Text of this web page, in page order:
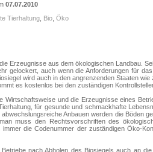
07.07.2010
Tierhaltung Bio Öko
Erzeugnisse aus dem ökologischen Landbau.
gelockert, auch wenn die Anforderungen für
wird auch in den angrenzenden Staaten
es kostenlos bei den zuständigen
Wirtschaftsweise und die Erzeugnisse eines
für gesunde und schmackhafte
Anbauen werden die Böden
muss den Rechtsvorschriften des
die Codenummer der zuständigen Öko-
nach Abholen des Biosiegels auch an